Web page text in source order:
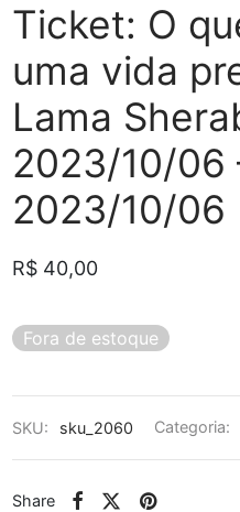
Ticket: O
uma vida
Lama
2023/10/06
2023/10/06
R$ 40,00
Fora de estoque
SKU: sku_2060 Categoria:
Share